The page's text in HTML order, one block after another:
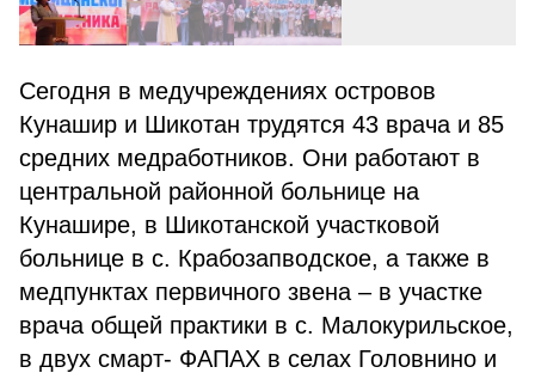
Сегодня в медучреждениях островов
Кунашир и Шикотан трудятся 43 врача и 85
средних медработников. Они работают в
центральной районной больнице на
Кунашире, в Шикотанской участковой
больнице в с. Крабозапводское, а также в
медпунктах первичного звена – в участке
врача общей практики в с. Малокурильское,
в двух смарт- ФАПАХ в селах Головнино и